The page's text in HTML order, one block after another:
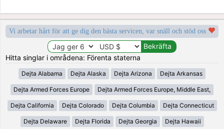
Vi arbetar hårt för att ge dig den bästa servicen, var snäll och stöd oss
Hitta singlar i områdena: Förenta staterna
Dejta Alabama Dejta Alaska Dejta Arizona Dejta Arkansas
Dejta Armed Forces Europe Dejta Armed Forces Europe, Middle East,
Dejta California Dejta Colorado Dejta Columbia Dejta Connecticut
Dejta Delaware Dejta Florida Dejta Georgia Dejta Hawaii